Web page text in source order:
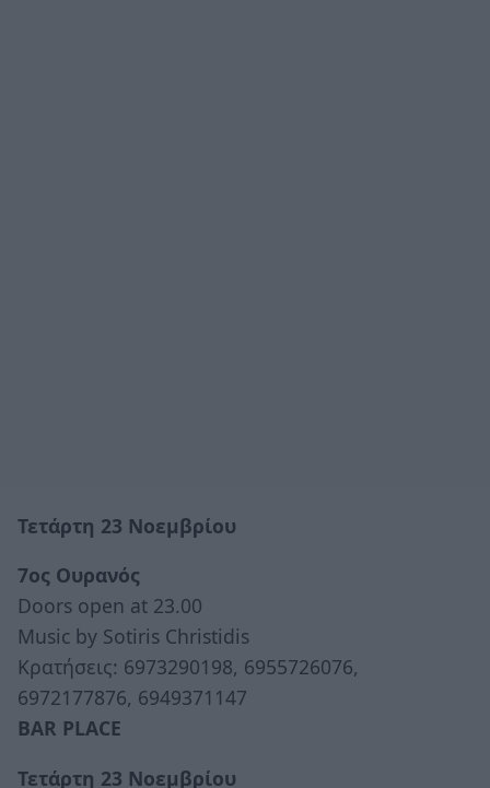
Τετάρτη 23 Νοεμβρίου
7ος Ουρανός
Doors open at 23.00
Music by Sotiris Christidis
Κρατήσεις: 6973290198, 6955726076,
6972177876, 6949371147
BAR PLACE
Τετάρτη 23 Νοεμβρίου